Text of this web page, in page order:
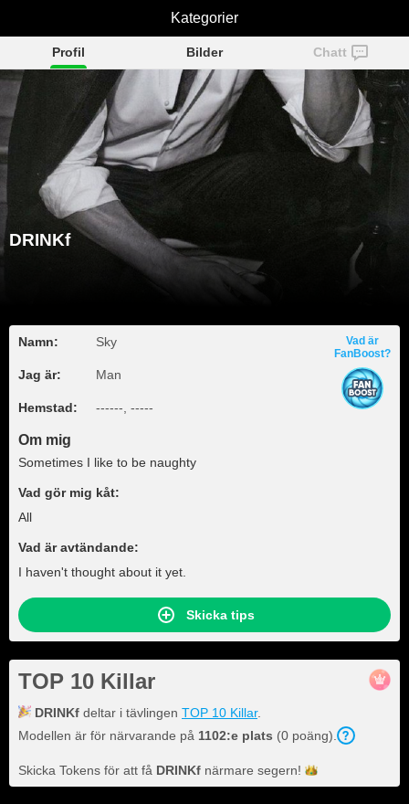
DRINKf
Profil Bilder Chatt
DRINKf
Namn: Sky
Jag är: Man
Hemstad: ------, -----
Vad är
FanBoost?
Om mig
Sometimes I like to be naughty
Vad gör mig kåt:
All
Vad är avtändande:
I haven't thought about it yet.
Skicka tips
TOP 10 Killar
DRINKf deltar i tävlingen TOP 10 Killar.
Modellen är för närvarande på 1102:e plats (0 poäng).
Skicka Tokens för att få DRINKf närmare segern!
Kategorier